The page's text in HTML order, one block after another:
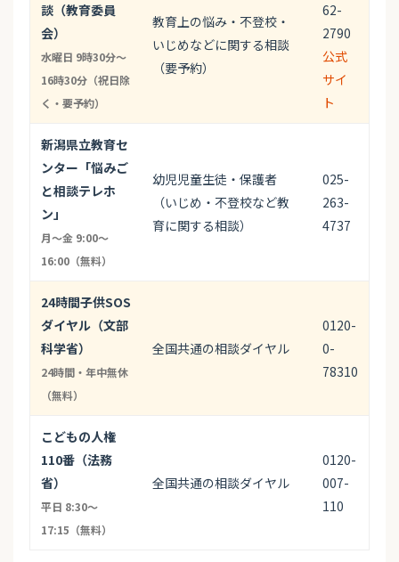
談（教育委員
会）
水曜日 9時30分～
16時30分（祝日除
く・要予約）
教育上の悩み・不登校・
いじめなどに関する相談
（要予約）
62-
2790
公式
サイ
ト
新潟県立教育セ
ンター「悩みご
と相談テレホ
ン」
月〜金 9:00〜
16:00（無料）
幼児児童生徒・保護者
（いじめ・不登校など教
育に関する相談）
025-
263-
4737
24時間子供SOS
ダイヤル（文部
科学省）
24時間・年中無休
（無料）
全国共通の相談ダイヤル
0120-
0-
78310
こどもの人権
110番（法務
省）
平日 8:30〜
17:15（無料）
全国共通の相談ダイヤル
0120-
007-
110